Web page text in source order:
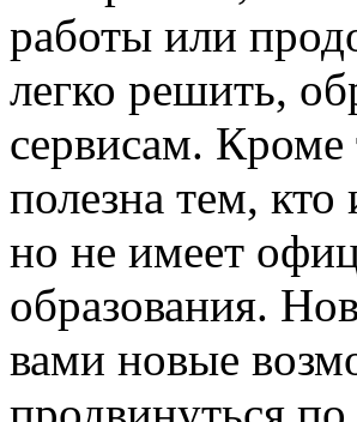
работы или
легко решить,
сервисам.
полезна тем,
но не имеет
образования.
вами новые